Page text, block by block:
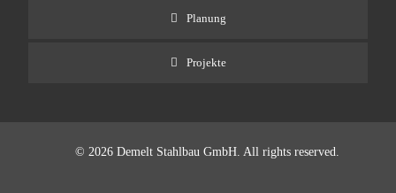
Planung
Projekte
© 2026 Demelt Stahlbau GmbH. All rights reserved.